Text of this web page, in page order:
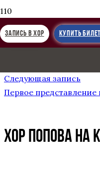
ЗАПИСЬ В ХОР КУПИТЬ
Предыдущая запись
Следующая запись
Первое представление
Хор попова на